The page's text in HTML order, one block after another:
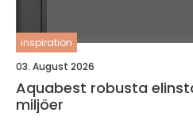
inspiration
03. August 2026
Aquabest robusta elinstallationer för tuffa
miljöer